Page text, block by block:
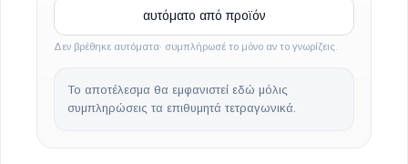
Δεν βρέθηκε αυτόματα· συμπλήρωσέ το μόνο αν το γνωρίζεις.
Το αποτέλεσμα θα εμφανιστεί εδώ μόλις
συμπληρώσεις τα επιθυμητά τετραγωνικά.